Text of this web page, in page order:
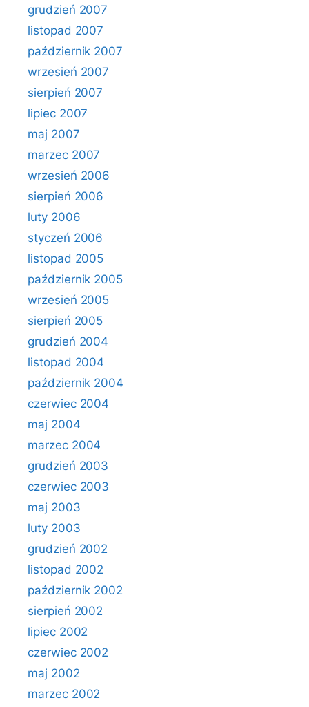
grudzień 2007
listopad 2007
październik 2007
wrzesień 2007
sierpień 2007
lipiec 2007
maj 2007
marzec 2007
wrzesień 2006
sierpień 2006
luty 2006
styczeń 2006
listopad 2005
październik 2005
wrzesień 2005
sierpień 2005
grudzień 2004
listopad 2004
październik 2004
czerwiec 2004
maj 2004
marzec 2004
grudzień 2003
czerwiec 2003
maj 2003
luty 2003
grudzień 2002
listopad 2002
październik 2002
sierpień 2002
lipiec 2002
czerwiec 2002
maj 2002
marzec 2002